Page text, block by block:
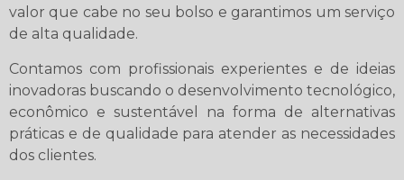
valor que cabe no seu bolso e garantimos um serviço
de alta qualidade.
Contamos com profissionais experientes e de ideias
inovadoras buscando o desenvolvimento tecnológico,
econômico e sustentável na forma de alternativas
práticas e de qualidade para atender as necessidades
dos clientes.